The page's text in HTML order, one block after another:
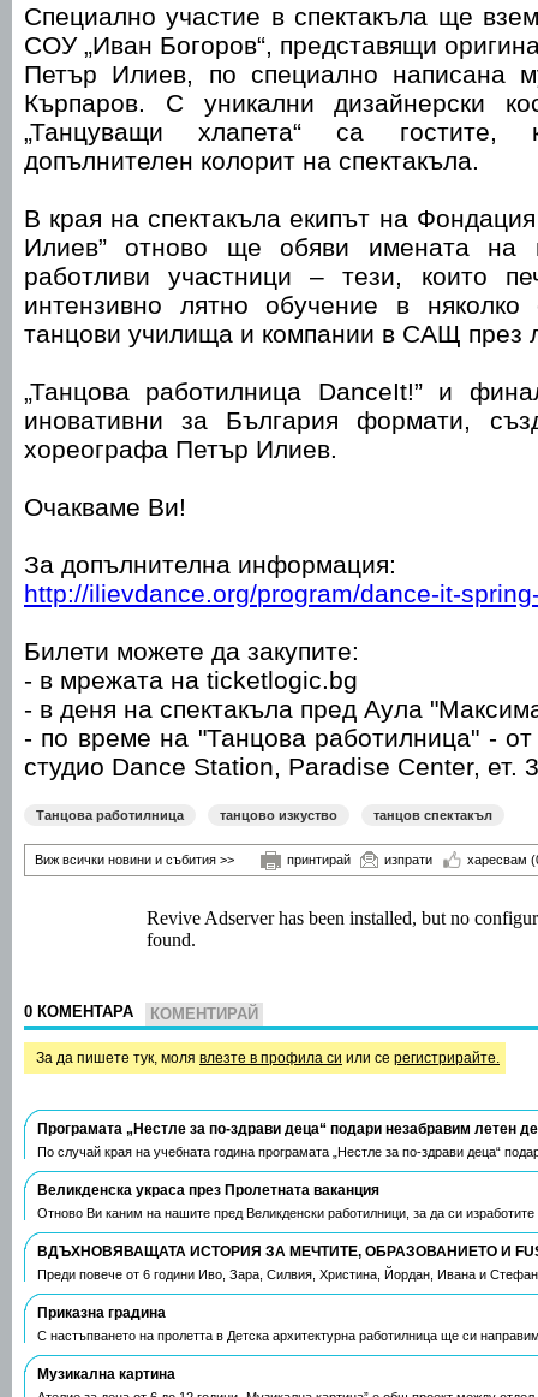
Специално участие в спектакъла ще
СОУ „Иван Богоров“, представящи
Петър Илиев, по специално написана
Кърпаров. С уникални дизайнерски
„Танцуващи хлапета“ са
допълнителен колорит на спектакъла.
В края на спектакъла екипът на Фондация
Илиев” отново ще обяви имената на
работливи участници – тези, които
интензивно лятно обучение в няколко
танцови училища и компании в САЩ през
„Танцова работилница DanceIt!” и
иновативни за България формати,
хореографа Петър Илиев.
Очакваме Ви!
За допълнителна информация:
http://ilievdance.org/program/dance-it-
Билети можете да закупите:
- в мрежата на ticketlogic.bg
- в деня на спектакъла пред Аула
- по време на "Танцова работилница" -
студио Dance Station, Paradise Center, ет. 3
Танцова работилница танцово изкуство танцов спектакъл
Виж всички новини и събития >> принтирай изпрати харесвам
0 КОМЕНТАРА КОМЕНТИРАЙ
За да пишете тук, моля влезте в профила си или се регистрирайте.
Програмата „Нестле за по-здрави деца“ подари незабравим летен
По случай края на учебната година програмата „Нестле за по-здрави деца“
Великденска украса през Пролетната ваканция
Отново Ви каним на нашите пред Великденски работилници, за да си
ВДЪХНОВЯВАЩАТА ИСТОРИЯ ЗА МЕЧТИТЕ, ОБРАЗОВАНИЕТО И
Преди повече от 6 години Иво, Зара, Силвия, Христина, Йордан, Ивана и
Приказна градина
С настъпването на пролетта в Детска архитектурна работилница ще си
Музикална картина